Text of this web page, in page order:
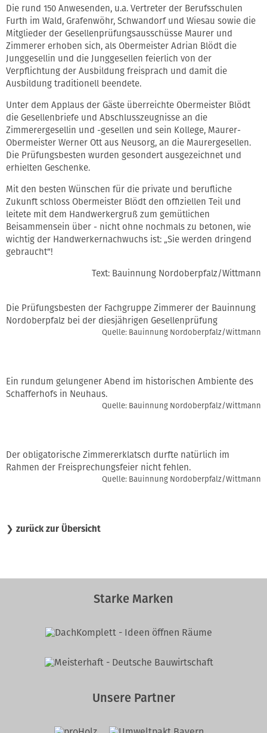
Die rund 150 Anwesenden, u.a. Vertreter der Berufsschulen
Furth im Wald, Grafenwöhr, Schwandorf und Wiesau sowie die
Mitglieder der Gesellenprüfungsausschüsse Maurer und
Zimmerer erhoben sich, als Obermeister Adrian Blödt die
Junggesellin und die Junggesellen feierlich von der
Verpflichtung der Ausbildung freisprach und damit die
Ausbildung traditionell beendete.
Unter dem Applaus der Gäste überreichte Obermeister Blödt
die Gesellenbriefe und Abschlusszeugnisse an die
Zimmerergesellin und -gesellen und sein Kollege, Maurer-
Obermeister Werner Ott aus Neusorg, an die Maurergesellen.
Die Prüfungsbesten wurden gesondert ausgezeichnet und
erhielten Geschenke.
Mit den besten Wünschen für die private und berufliche
Zukunft schloss Obermeister Blödt den offiziellen Teil und
leitete mit dem Handwerkergruß zum gemütlichen
Beisammensein über - nicht ohne nochmals zu betonen, wie
wichtig der Handwerkernachwuchs ist: „Sie werden dringend
gebraucht“!
Text: Bauinnung Nordoberpfalz/Wittmann
Die Prüfungsbesten der Fachgruppe Zimmerer der Bauinnung
Nordoberpfalz bei der diesjährigen Gesellenprüfung
Quelle: Bauinnung Nordoberpfalz/Wittmann
Ein rundum gelungener Abend im historischen Ambiente des
Schafferhofs in Neuhaus.
Quelle: Bauinnung Nordoberpfalz/Wittmann
Der obligatorische Zimmererklatsch durfte natürlich im
Rahmen der Freisprechungsfeier nicht fehlen.
Quelle: Bauinnung Nordoberpfalz/Wittmann
❯ zurück zur Übersicht
Starke Marken
Unsere Partner